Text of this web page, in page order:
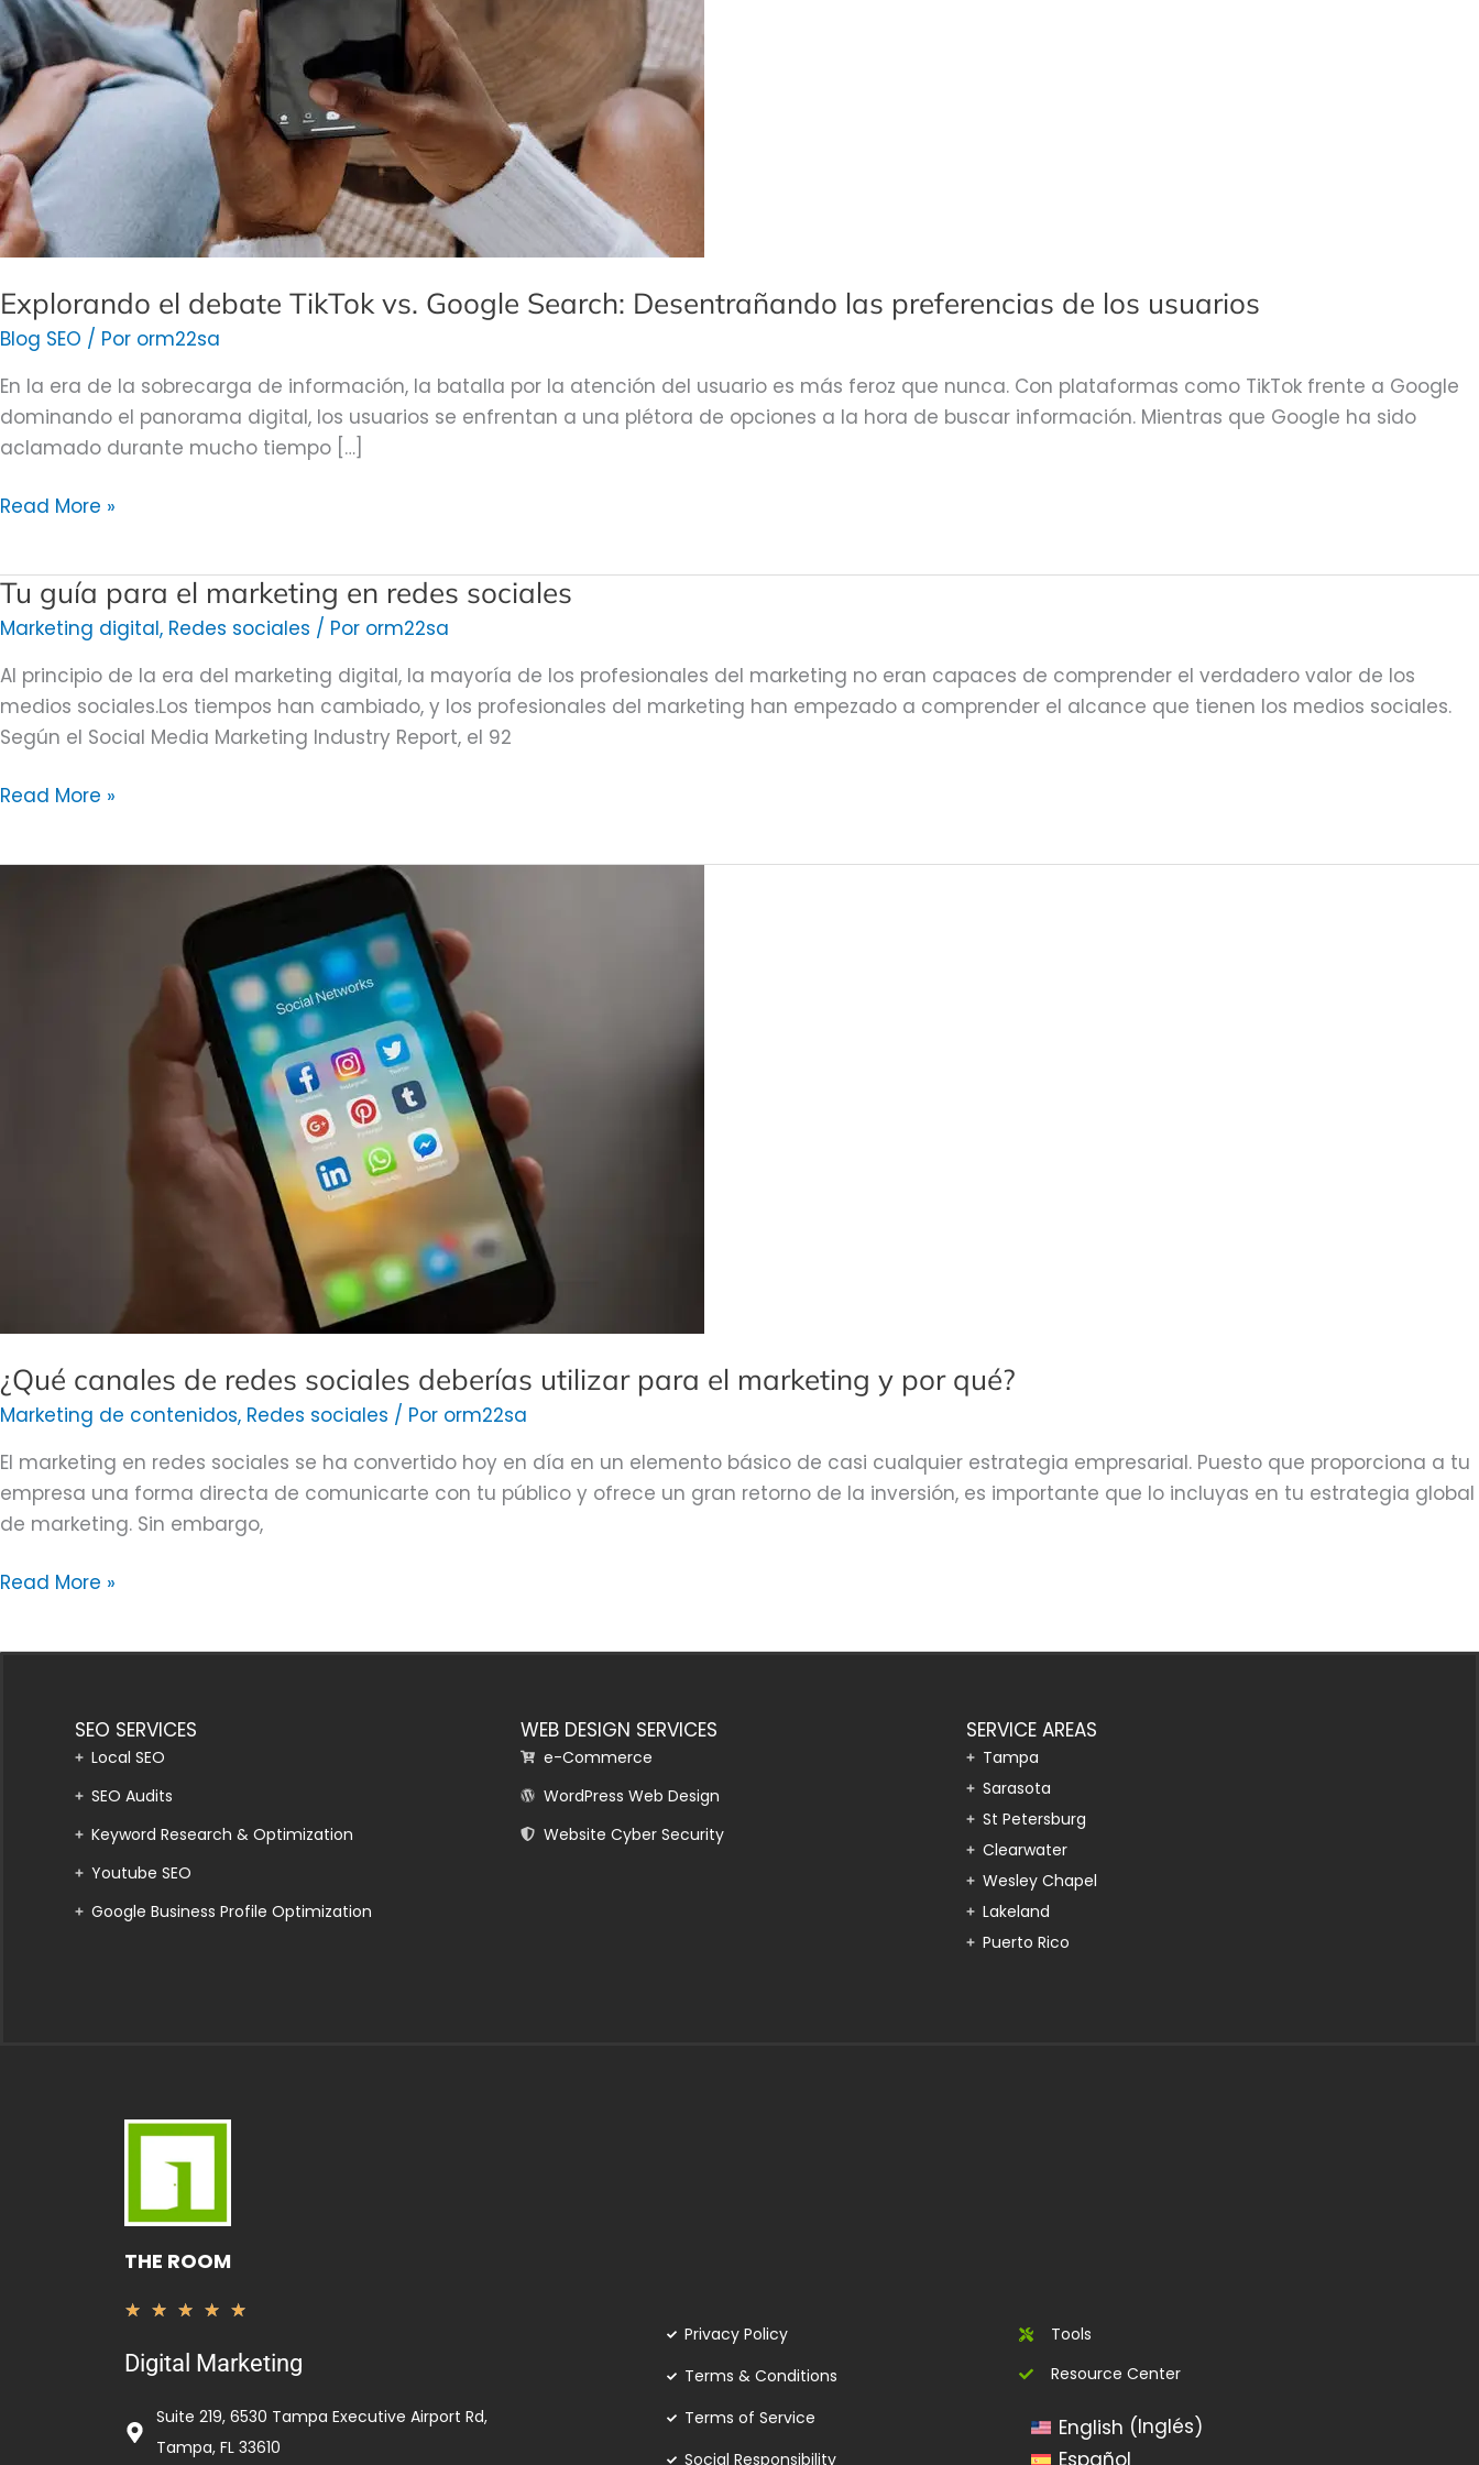
Explorando el debate TikTok vs. Google Search: Desentrañando las preferencias de los usuarios
Blog SEO / Por orm22sa
En la era de la sobrecarga de información, la batalla por la atención del usuario es más feroz que nunca. Con plataformas como TikTok frente a Google
dominando el panorama digital, los usuarios se enfrentan a una plétora de opciones a la hora de buscar información. Mientras que Google ha sido
aclamado durante mucho tiempo […]
Desentrañando
las
preferencias
de
los
usuarios
Read More »
Tu guía para el marketing en redes sociales
Marketing digital, Redes sociales / Por orm22sa
Al principio de la era del marketing digital, la mayoría de los profesionales del marketing no eran capaces de comprender el verdadero valor de los
medios sociales.Los tiempos han cambiado, y los profesionales del marketing han empezado a comprender el alcance que tienen los medios sociales.
Según el Social Media Marketing Industry Report, el 92
Tu
guía
el
marketing
en
sociales
Read More »
¿Qué canales de redes sociales deberías utilizar para el marketing y por qué?
Marketing de contenidos, Redes sociales / Por orm22sa
El marketing en redes sociales se ha convertido hoy en día en un elemento básico de casi cualquier estrategia empresarial. Puesto que proporciona a tu
empresa una forma directa de comunicarte con tu público y ofrece un gran retorno de la inversión, es importante que lo incluyas en tu estrategia global
de marketing. Sin embargo,
Read More »
SEO SERVICES
Local SEO
SEO Audits
Keyword Research & Optimization
Youtube SEO
Google Business Profile Optimization
WEB DESIGN SERVICES
e-Commerce
WordPress Web Design
Website Cyber Security
SERVICE AREAS
Tampa
Sarasota
St Petersburg
Clearwater
Wesley Chapel
Lakeland
Puerto Rico
THE ROOM
★ ★ ★ ★ ★
out
Digital Marketing
Suite 219, 6530 Tampa Executive Airport Rd,
Tampa, FL 33610
Privacy Policy
Terms & Conditions
Terms of Service
Social Responsibility
Tools
Resource Center
English (Inglés)
Español